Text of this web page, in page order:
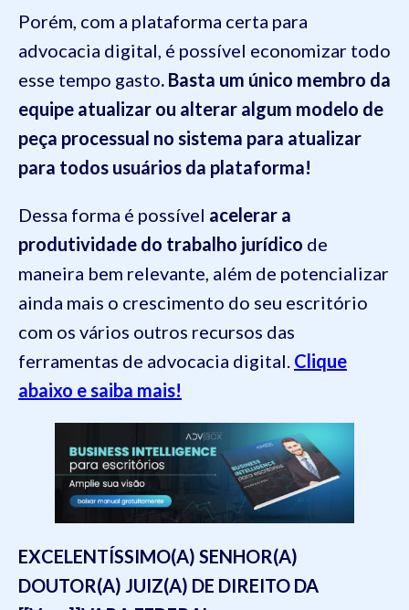
Porém, com a plataforma certa para
advocacia digital, é possível economizar todo
esse tempo gasto. Basta um único membro da
equipe atualizar ou alterar algum modelo de
peça processual no sistema para atualizar
para todos usuários da plataforma!
Dessa forma é possível acelerar a
produtividade do trabalho jurídico de
maneira bem relevante, além de potencializar
ainda mais o crescimento do seu escritório
com os vários outros recursos das
ferramentas de advocacia digital. Clique
abaixo e saiba mais!
EXCELENTÍSSIMO(A) SENHOR(A)
DOUTOR(A) JUIZ(A) DE DIREITO DA